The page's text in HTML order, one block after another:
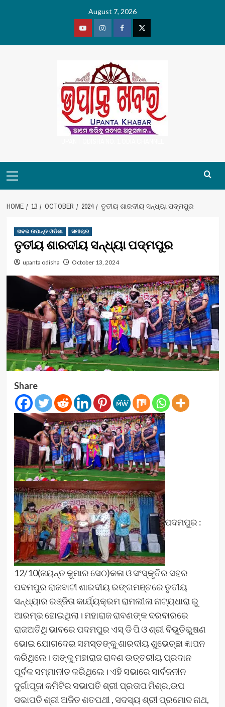
August 7, 2026
YoutubeVimeoFacebookTwitter
Menu
HOME 13 OCTOBER 2024 ତୃତୀୟ ଶାରଦୀୟ ସନ୍ଧ୍ୟା ପଦ୍ମପୁର
ଖବର ଉପାନ୍ତ ଓଡିଶା ସମାଚାର
ତୃତୀୟ ଶାରଦୀୟ ସନ୍ଧ୍ୟା ପଦ୍ମପୁର
upanta odisha October 13, 2024
Share
ପଦମପୁର :
12/10(ଜୟନ୍ତ କୁମାର ସେଠ)କଳା ଓ ସଂସ୍କୃତିର ସହର
ପଦମପୁର ରାଜବାଟୀ ଶାରଦୀୟ ରଙ୍ଗମଞ୍ଚରେ ତୃତୀୟ
ସନ୍ଧ୍ୟାର ରଞ୍ଜିତା କାର୍ଯ୍ୟକ୍ରମ ରାମଲୀଳା ନାଟ୍ୟଧାରା ରୁ
ଆରମ୍ଭ ହୋଇଥିଲା। ମହାରାଜ ରାବଣଙ୍କ ଦରବାରରେ
ରାଜଅତିଥି ଭାବରେ ପଦମପୁର ଏସ୍ ଡି ପି ଓ ଶ୍ରୀ ବିଭୁତିଭୁଷଣ
ଭୋଇ ଯୋଗଦେଇ ସମସ୍ତଙ୍କୁ ଶାରଦୀୟ ଶୁଭେଚ୍ଛା ଜ୍ଞାପନ
କରିଥିଲେ। ତାଙ୍କୁ ମହାରାଜ ରାବଣ ଉତ୍ତରୀୟ ପ୍ରଦାନ
ପୂର୍ବକ ସମ୍ମାନୀତ କରିଥିଲେ। ଏହି ସଭାରେ ସାର୍ବଜନୀନ
ଦୁର୍ଗାପୂଜା କମିଟିର ସଭାପତି ଶ୍ରୀ ପ୍ରତାପ ମିଶ୍ର,ଉପ
ସଭାପତି ଶ୍ରୀ ଅଜିତ ଶତପଥୀ , ସଦସ୍ୟ ଶ୍ରୀ ପ୍ରମୋଦ ନାଥ,